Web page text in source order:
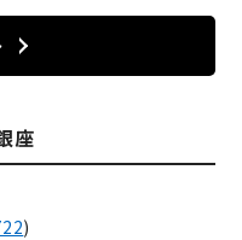
座
)